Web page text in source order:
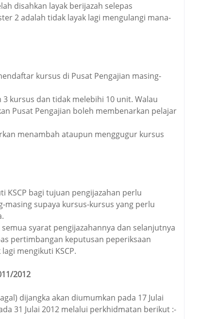
disahkan layak berijazah selepas
2 adalah tidak layak lagi mengulangi mana-
kursus di Pusat Pengajian masing-
kursus dan tidak melebihi 10 unit. Walau
Pusat Pengajian boleh membenarkan pelajar
menambah ataupun menggugur kursus
KSCP bagi tujuan pengijazahan perlu
masing supaya kursus-kursus yang perlu
syarat pengijazahannya dan selanjutnya
pertimbangan keputusan peperiksaan
mengikuti KSCP.
2012
dijangka akan diumumkan pada 17 Julai
31 Julai 2012 melalui perkhidmatan berikut :-